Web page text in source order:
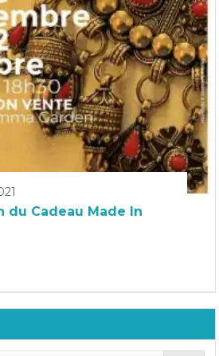
du Cadeau Made In